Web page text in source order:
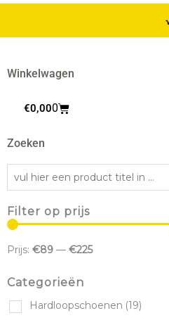
Winkelwagen
€0,000
Winkelwagen
Zoeken
Filter op prijs
Prijs: €89 — €225
Categorieën
Hardloopschoenen (19)